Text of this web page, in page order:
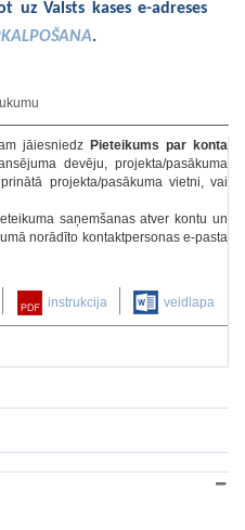
uz Valsts kases e-adreses
.
jāiesniedz Pieteikums par konta
devēju, projekta/pasākuma
projekta/pasākuma vietni, vai
saņemšanas atver kontu un
norādīto kontaktpersonas e-pasta
instrukcija veidlapa